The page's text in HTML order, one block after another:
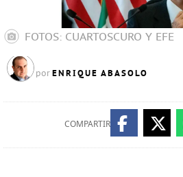
FOTOS: CUARTOSCURO Y EFE
por ENRIQUE ABASOLO
COMPARTIR